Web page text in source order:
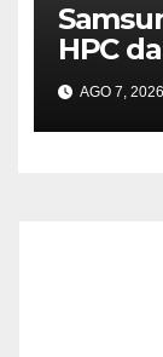
HPC
suiAGO 7, 2026